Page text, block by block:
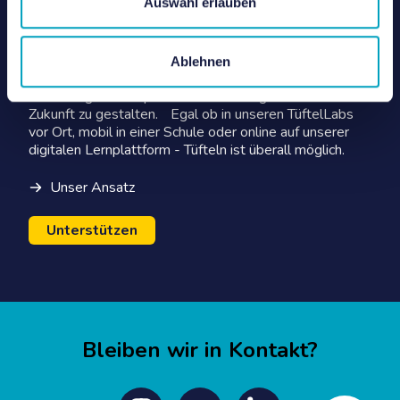
Ablehnen
Über TüftelLab
Das TüftelLab ist ein hybrider Lernort, der jungen
Werkzeugen zu experimentieren und gemeinsam
Zukunft zu gestalten. Egal ob in unseren TüftelLabs
vor Ort, mobil in einer Schule oder online auf unserer
digitalen Lernplattform - Tüfteln ist überall möglich.
Unser Ansatz
Unterstützen
Bleiben wir in Kontakt?